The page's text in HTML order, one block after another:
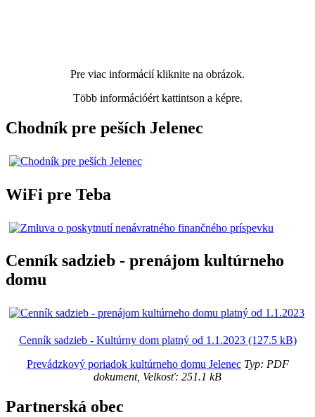
Pre viac informácií kliknite na obrázok.
Több információért kattintson a képre.
Chodník pre peších Jelenec
WiFi pre Teba
Cenník sadzieb - prenájom kultúrneho
domu
Cenník sadzieb - Kultúrny dom platný od 1.1.2023 (127.5 kB)
Prevádzkový poriadok kultúrneho domu JelenecTyp: PDF
dokument, Velkosť: 251.1 kB
Partnerská obec